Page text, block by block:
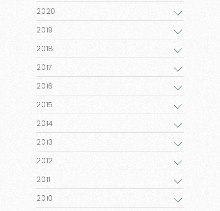
2020
2019
2018
2017
2016
2015
2014
2013
2012
2011
2010